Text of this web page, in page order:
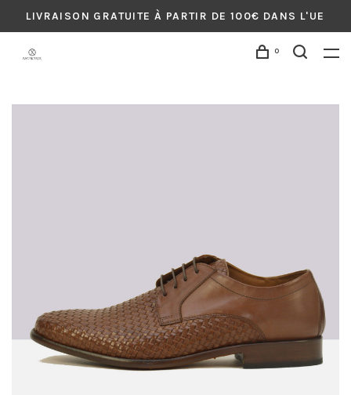
LIVRAISON GRATUITE À PARTIR DE 100€ DANS L'UE
0